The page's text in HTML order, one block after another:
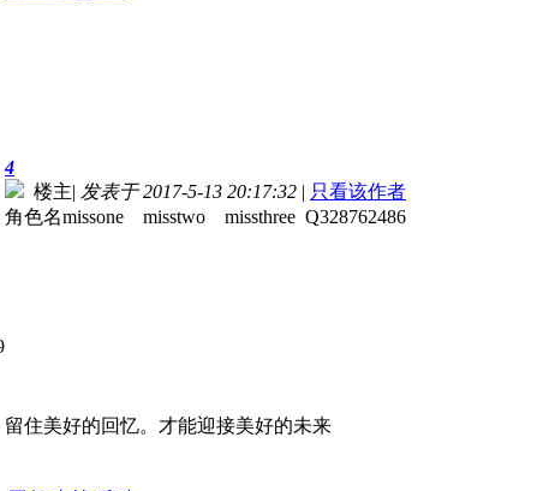
4
楼主| 发表于 2017-5-13 20:17:32 | 只看该作者
角色名missone misstwo missthree Q328762486
留住美好的回忆。才能迎接美好的未来